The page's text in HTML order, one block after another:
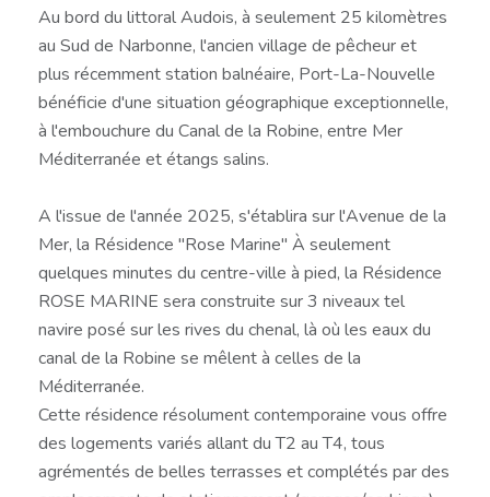
Au bord du littoral Audois, à seulement 25 kilomètres
au Sud de Narbonne, l'ancien village de pêcheur et
plus récemment station balnéaire, Port-La-Nouvelle
bénéficie d'une situation géographique exceptionnelle,
à l'embouchure du Canal de la Robine, entre Mer
Méditerranée et étangs salins.
A l'issue de l'année 2025, s'établira sur l'Avenue de la
Mer, la Résidence "Rose Marine" À seulement
quelques minutes du centre-ville à pied, la Résidence
ROSE MARINE sera construite sur 3 niveaux tel
navire posé sur les rives du chenal, là où les eaux du
canal de la Robine se mêlent à celles de la
Méditerranée.
Cette résidence résolument contemporaine vous offre
des logements variés allant du T2 au T4, tous
agrémentés de belles terrasses et complétés par des